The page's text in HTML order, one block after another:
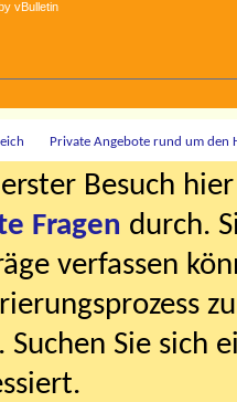
Private Angebote rund um den
Besuch
Fragen durch.
verfassen
Suchen Sie sich